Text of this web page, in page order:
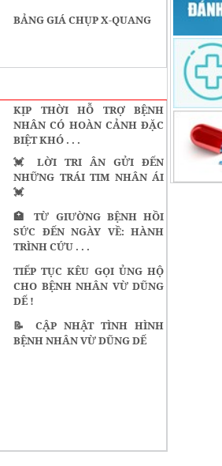
BẢNG GIÁ CHỤP X-QUANG
KỊP THỜI HỖ TRỢ BỆNH
NHÂN CÓ HOÀN CẢNH ĐẶC
BIỆT KHÓ . . .
💓 LỜI TRI ÂN GỬI ĐẾN
NHỮNG TRÁI TIM NHÂN ÁI
💓
🏥 TỪ GIƯỜNG BỆNH HỒI
SỨC ĐẾN NGÀY VỀ: HÀNH
TRÌNH CỨU . . .
TIẾP TỤC KÊU GỌI ỦNG HỘ
CHO BỆNH NHÂN VỪ DŨNG
DẾ !
📝 CẬP NHẬT TÌNH HÌNH
BỆNH NHÂN VỪ DŨNG DẾ